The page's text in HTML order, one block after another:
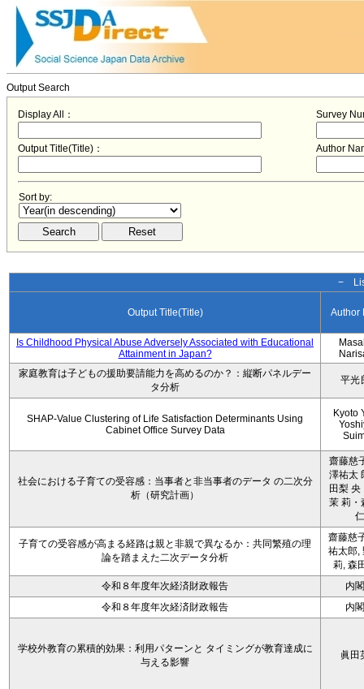
Output Search
Display All： Survey
Output Title(Title)： Author
Sort by:
−
Output Title(Title) Author
Is Childhood Physical Abuse Adversely Associated with Educational
Attainment in Japan?
家庭教育は子どもの援助要請能力を高めるのか？：縦断パネルデー
タ分析
平光
SHAP-Value Clustering of Life Satisfaction Determinants Using
Cabinet Office Survey Data
Kyoto
社会における子育ての受容感：当事者と非当事者のデータ の二次分
析（研究計画）
齋藤慈
澤祐太
田梨 央
茉 莉・
仁
子育ての受容感が高まる経路は親と非親で異なるか：共同繁殖の理
論を踏まえた二次データ分析
齋藤慈
祐太郎,
莉, 森
令和８年度年次経済財政報告
内
令和８年度年次経済財政報告
内
学校外教育の累積的効果：利用パターンと タイミングが教育達成に
与える影響
眞田